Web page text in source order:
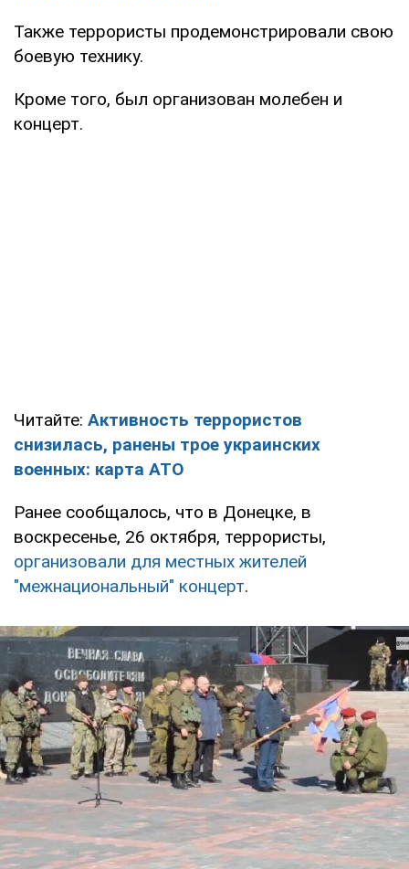
Также террористы продемонстрировали свою
боевую технику.
Кроме того, был организован молебен и
концерт.
Читайте: Активность террористов
снизилась, ранены трое украинских
военных: карта АТО
Ранее сообщалось, что в Донецке, в
воскресенье, 26 октября, террористы,
организовали для местных жителей
"межнациональный" концерт.